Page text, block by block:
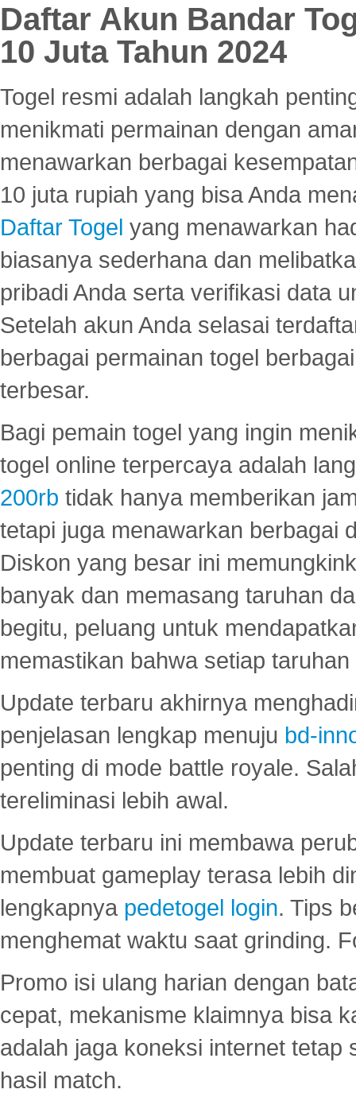
Daftar Akun Bandar
10 Juta Tahun 2024
Togel resmi adalah langkah
menikmati permainan dengan
menawarkan berbagai
10 juta rupiah yang bisa Anda
Daftar Togel yang menawarkan
biasanya sederhana dan
pribadi Anda serta verifikasi data
Setelah akun Anda selasai
berbagai permainan togel
terbesar.
Bagi pemain togel yang ingin
togel online terpercaya adalah
200rb tidak hanya memberikan
tetapi juga menawarkan berbagai
Diskon yang besar ini
banyak dan memasang taruhan
begitu, peluang untuk
memastikan bahwa setiap
Update terbaru akhirnya
penjelasan lengkap menuju bd-
penting di mode battle royale.
tereliminasi lebih awal.
Update terbaru ini membawa
membuat gameplay terasa lebih
lengkapnya pedetogel login. Tips
menghemat waktu saat grinding.
Promo isi ulang harian dengan
cepat, mekanisme klaimnya bisa
adalah jaga koneksi internet tetap
hasil match.